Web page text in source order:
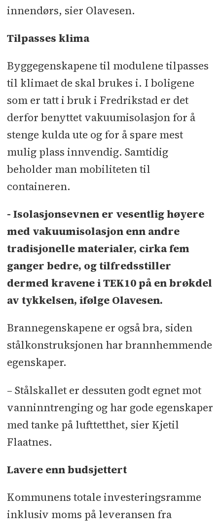
innendørs, sier Olavesen.
Tilpasses klima
Byggegenskapene til modulene tilpasses
til klimaet de skal brukes i. I boligene
som er tatt i bruk i Fredrikstad er det
derfor benyttet vakuumisolasjon for å
stenge kulda ute og for å spare mest
mulig plass innvendig. Samtidig
beholder man mobiliteten til
containeren.
- Isolasjonsevnen er vesentlig høyere
med vakuumisolasjon enn andre
tradisjonelle materialer, cirka fem
ganger bedre, og tilfredsstiller
dermed kravene i TEK10 på en brøkdel
av tykkelsen, ifølge Olavesen.
Brannegenskapene er også bra, siden
stålkonstruksjonen har brannhemmende
egenskaper.
– Stålskallet er dessuten godt egnet mot
vanninntrenging og har gode egenskaper
med tanke på lufttetthet, sier Kjetil
Flaatnes.
Lavere enn budsjettert
Kommunens totale investeringsramme
inklusiv moms på leveransen fra